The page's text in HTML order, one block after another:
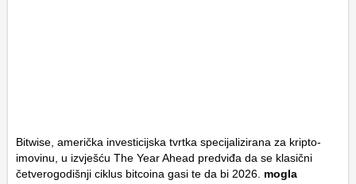
Bitwise, američka investicijska tvrtka specijalizirana za kripto-
imovinu, u izvješću The Year Ahead predviđa da se klasični
četverogodišnji ciklus bitcoina gasi te da bi 2026. mogla